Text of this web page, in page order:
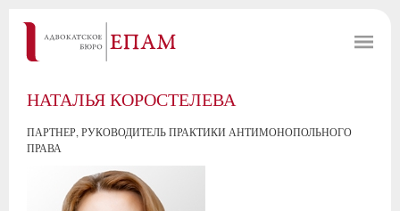
НАТАЛЬЯ КОРОСТЕЛЕВА
ПАРТНЕР, РУКОВОДИТЕЛЬ ПРАКТИКИ АНТИМОНОПОЛЬНОГО
ПРАВА